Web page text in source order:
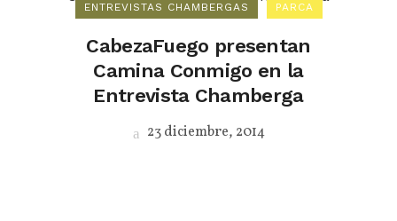
ENTREVISTAS CHAMBERGAS PARCA
CabezaFuego presentan
Camina Conmigo en la
Entrevista Chamberga
23 diciembre, 2014